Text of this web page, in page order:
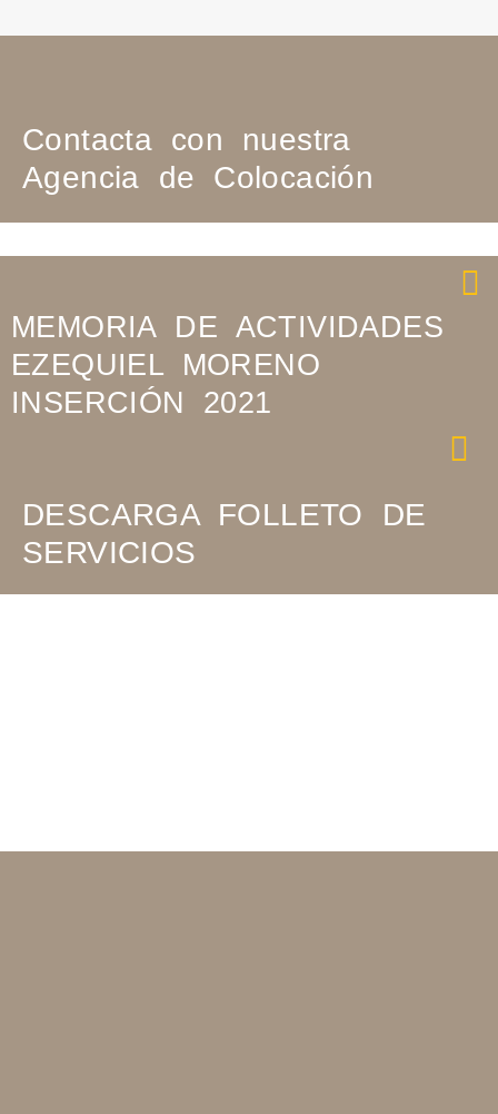
Contacta con nuestra
Agencia de Colocación
MEMORIA DE ACTIVIDADES
EZEQUIEL MORENO
INSERCIÓN 2021
DESCARGA FOLLETO DE
SERVICIOS